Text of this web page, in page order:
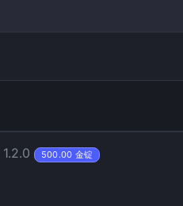
1.2.0 500.00 金锭